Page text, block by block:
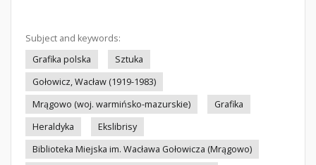
Subject and keywords:
Grafika polska
Sztuka
Gołowicz, Wacław (1919-1983)
Mrągowo (woj. warmińsko-mazurskie)
Grafika
Heraldyka
Ekslibrisy
Biblioteka Miejska im. Wacława Gołowicza (Mrągowo)